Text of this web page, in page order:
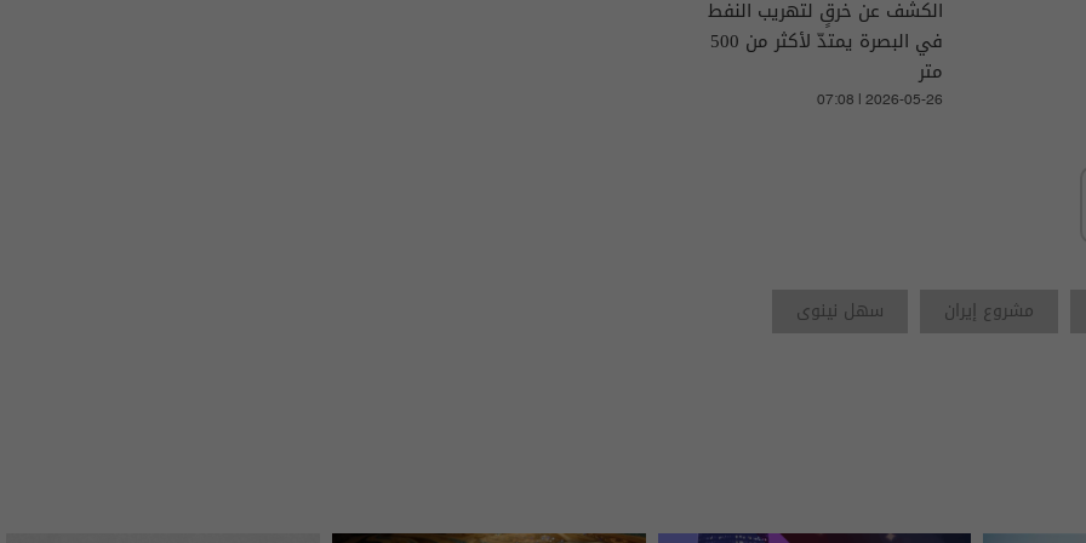
الكشف عن خرقٍ لتهريب النفط
في البصرة يمتدّ لأكثر من 500
متر
07:08 | 2026-05-26
مشروع إيران سهل نينوى